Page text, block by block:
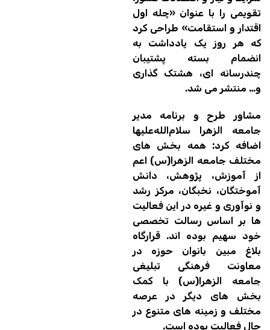
تقویمی را با عنوان «چله اول
اقتدار و استقامت» طراحی کرد
که هر روز یک یادداشت به
انضمام بسته پشتیبان
چندرسانه ای، هشتک گذاری
و… منتشر می شد.
مشاور طرح و برنامه مدیر
جامعه الزهرا سلام‌الله‌علیها
اضافه کرد: همه بخش های
مختلف جامعه الزهرا(س) اعم
از آموزش، پژوهش، دانش
آموختگان، نخبگان، مرکز رشد
و نوآوری و غیره در این فعالیت
ها بر اساس رسالت تخصصی
خود سهیم بوده اند. قرارگاه
بلاغ مبین بانوان حوزه در
معاونت فرهنگی تبلیغی
جامعه الزهرا(س) با کمک
بخش های دیگر در عرصه
مختلف و زمینه های متنوع در
حال فعالیت بوده است.